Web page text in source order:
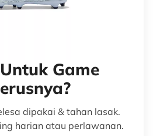
Game
dipakai & tahan lasak.
harian atau perlawanan.